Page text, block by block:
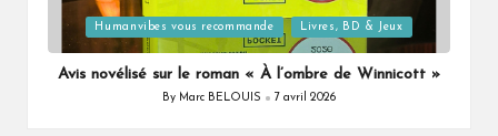
Posted
in
Humanvibes vous recommande Livres, BD & Jeux
Avis novélisé sur le roman « À l’ombre de Winnicott »
Posted
By Marc BELOUIS 7 avril 2026